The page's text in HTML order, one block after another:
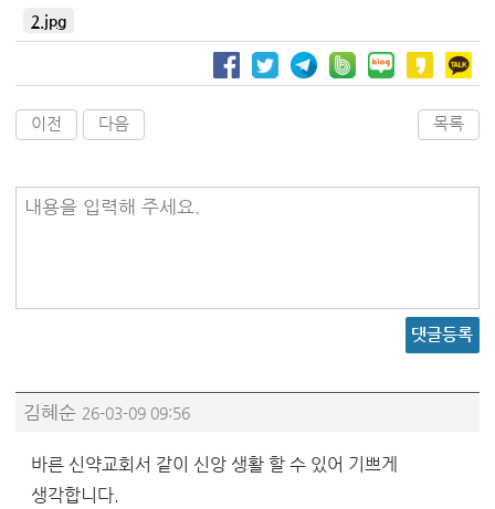
2.jpg
이전 다음 목록
내용을 입력해 주세요.
댓글등록
김혜순 26-03-09 09:56
바른 신약교회서 같이 신앙 생활 할 수 있어 기쁘게
생각합니다.